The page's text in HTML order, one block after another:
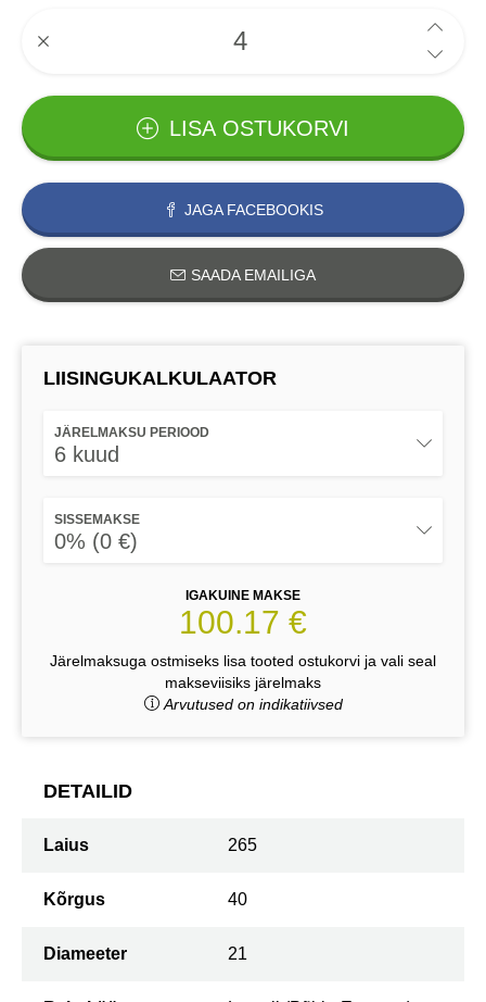
LISA OSTUKORVI
JAGA FACEBOOKIS
SAADA EMAILIGA
LIISINGUKALKULAATOR
JÄRELMAKSU PERIOOD
6 kuud
SISSEMAKSE
0% (0 €)
IGAKUINE MAKSE
100.17 €
Järelmaksuga ostmiseks lisa tooted ostukorvi ja vali seal
makseviisiks järelmaks
Arvutused on indikatiivsed
DETAILID
Laius 265
Kõrgus 40
Diameeter 21